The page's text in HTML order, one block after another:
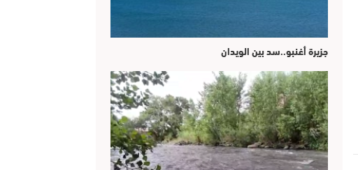
جزيرة أغنبو..سد بين الويدان